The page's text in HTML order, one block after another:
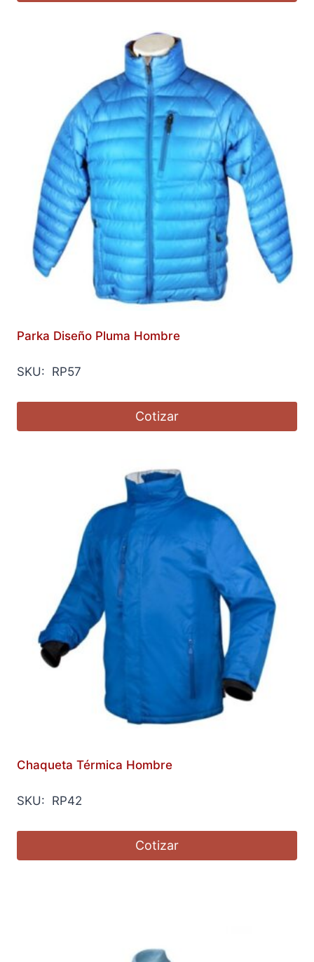
Parka Diseño Pluma Hombre
SKU: RP57
Cotizar
Chaqueta Térmica Hombre
SKU: RP42
Cotizar